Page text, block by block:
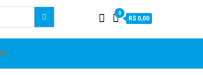
0
R$ 0,00